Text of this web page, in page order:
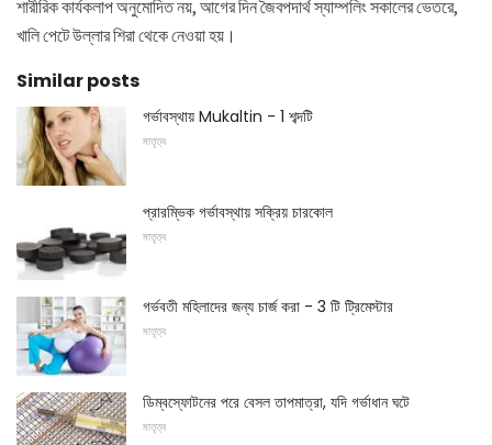
শারীরিক কার্যকলাপ অনুমোদিত নয়, আগের দিন জৈবপদার্থ স্যাম্পলিং সকালের ভেতরে,
খালি পেটে উল্লার শিরা থেকে নেওয়া হয়।
Similar posts
গর্ভাবস্থায় Mukaltin - 1 শব্দটি
মাতৃত্ব
প্রারম্ভিক গর্ভাবস্থায় সক্রিয় চারকোল
মাতৃত্ব
গর্ভবতী মহিলাদের জন্য চার্জ করা - 3 টি ট্রিমেস্টার
মাতৃত্ব
ডিম্বস্ফোটনের পরে বেসল তাপমাত্রা, যদি গর্ভাধান ঘটে
মাতৃত্ব